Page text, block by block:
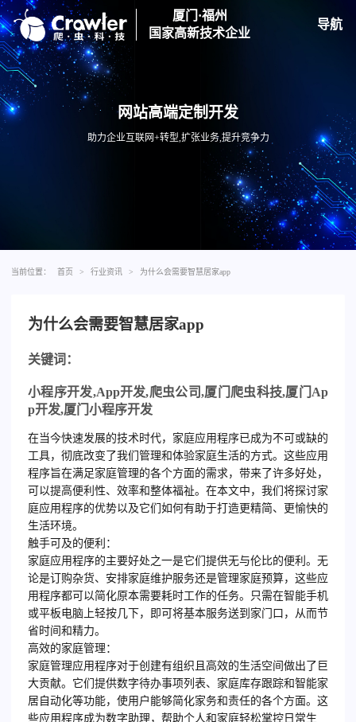
厦门·福州
国家高新技术企业
导航
网站高端定制开发
助力企业互联网+转型,扩张业务,提升竞争力
当前位置： 首页 > 行业资讯 > 为什么会需要智慧居家app
为什么会需要智慧居家app
关键词：
小程序开发,App开发,爬虫公司,厦门爬虫科技,厦门 Ap
p开发,厦门小程序开发
在当今快速发展的技术时代，家庭应用程序已成为不可或缺的
工具，彻底改变了我们管理和体验家庭生活的方式。这些应用
程序旨在满足家庭管理的各个方面的需求，带来了许多好处，
可以提高便利性、效率和整体福祉。在本文中，我们将探讨家
庭应用程序的优势以及它们如何有助于打造更精简、更愉快的
生活环境。
触手可及的便利：
家庭应用程序的主要好处之一是它们提供无与伦比的便利。无
论是订购杂货、安排家庭维护服务还是管理家庭预算，这些应
用程序都可以简化原本需要耗时工作的任务。只需在智能手机
或平板电脑上轻按几下，即可将基本服务送到家门口，从而节
省时间和精力。
高效的家庭管理：
家庭管理应用程序对于创建有组织且高效的生活空间做出了巨
大贡献。它们提供数字待办事项列表、家庭库存跟踪和智能家
居自动化等功能，使用户能够简化家务和责任的各个方面。这
些应用程序成为数字助理，帮助个人和家庭轻松掌控日常生